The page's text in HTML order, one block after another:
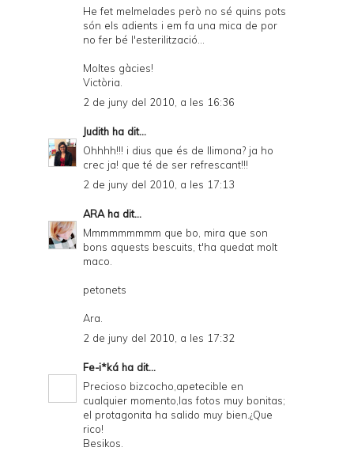
He fet melmelades però no sé quins pots
són els adients i em fa una mica de por
no fer bé l'esterilització...
Moltes gàcies!
Victòria.
2 de juny del 2010, a les 16:36
Judith ha dit...
Ohhhh!!! i dius que és de llimona? ja ho
crec ja! que té de ser refrescant!!!
2 de juny del 2010, a les 17:13
ARAha dit...
Mmmmmmmmm que bo, mira que son
bons aquests bescuits, t'ha quedat molt
maco.
petonets
Ara.
2 de juny del 2010, a les 17:32
Fe-i*ká ha dit...
Precioso bizcocho,apetecible en
cualquier momento,las fotos muy bonitas;
el protagonita ha salido muy bien.¿Que
rico!
Besikos.